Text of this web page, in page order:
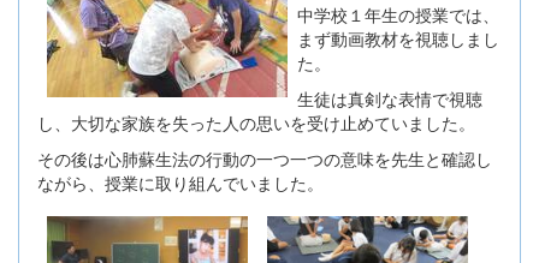
中学校１年生の授業では、
まず動画教材を視聴しまし
た。
生徒は真剣な表情で視聴
し、大切な家族を失った人の思いを受け止めていました。
その後は心肺蘇生法の行動の一つ一つの意味を先生と確認し
ながら、授業に取り組んでいました。